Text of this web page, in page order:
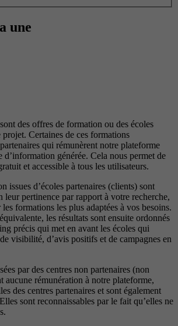
une
des offres de formation ou des écoles
Certaines de ces formations
qui rémunèrent notre plateforme
d’information générée. Cela nous permet de
et accessible à tous les utilisateurs.
issues d’écoles partenaires (clients) sont
leur pertinence par rapport à votre recherche,
formations les plus adaptées à vos besoins.
les résultats sont ensuite ordonnés
précis qui met en avant les écoles qui
visibilité, d’avis positifs et de campagnes en
par des centres non partenaires (non
aucune rémunération à notre plateforme,
des centres partenaires et sont également
sont reconnaissables par le fait qu’elles ne